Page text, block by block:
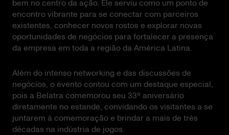
bem no centro da ação. Ele serviu como um ponto de
encontro vibrante para se conectar com parceiros
existentes, conhecer novos rostos e explorar novas
oportunidades de negócios para fortalecer a presença
da empresa em toda a região da América Latina.
Além do intenso networking e das discussões de
negócios, o evento contou com um destaque especial,
pois a Belatra comemorou seu 33º aniversário
diretamente no estande, convidando os visitantes a se
juntarem à comemoração e brindar a mais de três
décadas na indústria de jogos.